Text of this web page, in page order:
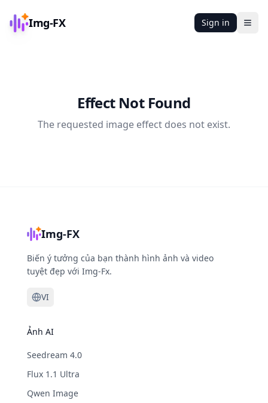
Img-FX Sign in
Effect Not Found
The requested image effect does not exist.
Img-FX
Biến ý tưởng của bạn thành hình ảnh và video
tuyệt đẹp với Img-Fx.
VI
Ảnh AI
Seedream 4.0
Flux 1.1 Ultra
Qwen Image